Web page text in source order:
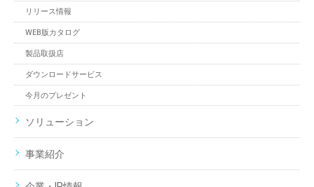
リリース情報
WEB版カタログ
製品取扱店
ダウンロードサービス
今月のプレゼント
ソリューション
事業紹介